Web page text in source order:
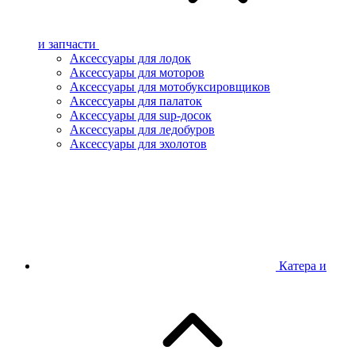
и запчасти
Аксессуары для лодок
Аксессуары для моторов
Аксессуары для мотобуксировщиков
Аксессуары для палаток
Аксессуары для sup-досок
Аксессуары для ледобуров
Аксессуары для эхолотов
Катера и